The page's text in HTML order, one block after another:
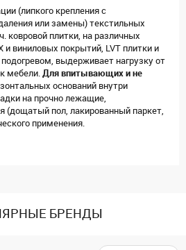
(липкого крепления с
или замены) текстильных
ковровой плитки, на различных
виниловых покрытий, LVT плитки и
выдерживает нагрузку от
мебели. Для впитывающих и не
оснований внутри
на прочно лежащие,
(дощатый пол, лакированный паркет,
применения.
БРЕНДЫ